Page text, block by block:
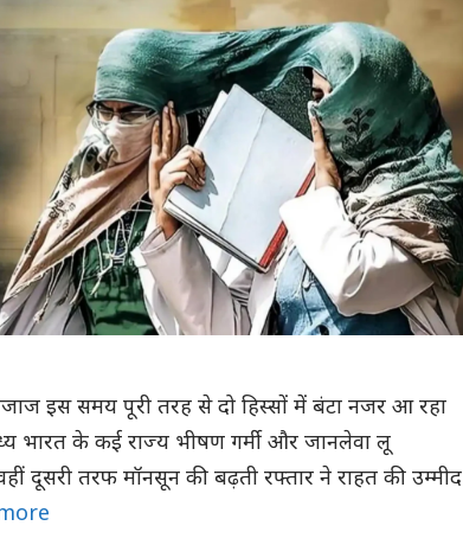
इस समय पूरी तरह से दो हिस्सों में बंटा नजर आ रहा
भारत के कई राज्य भीषण गर्मी और जानलेवा लू
दूसरी तरफ मॉनसून की बढ़ती रफ्तार ने राहत की उम्मीद